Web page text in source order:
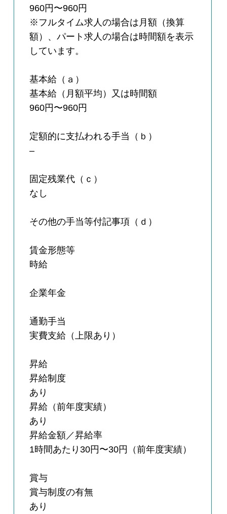
960円〜960円
※フルタイム求人の場合は月額（換算
額）、パート求人の場合は時間額を表示
しています。
基本給（ａ）
基本給（月額平均）又は時間額
960円〜960円
定額的に支払われる手当（ｂ）
–
固定残業代（ｃ）
なし
その他の手当等付記事項（ｄ）
賃金形態等
時給
企業年金
通勤手当
実費支給（上限あり）
昇給
昇給制度
あり
昇給（前年度実績）
あり
昇給金額／昇給率
1時間あたり30円〜30円（前年度実績）
賞与
賞与制度の有無
あり